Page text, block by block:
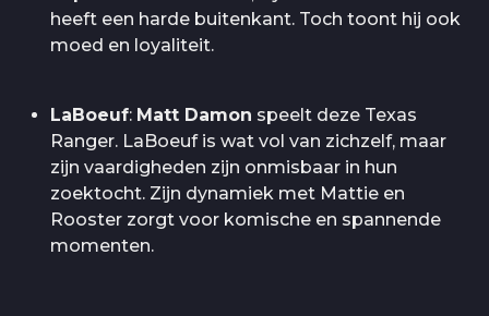
heeft een harde buitenkant. Toch toont hij ook
moed en loyaliteit.
LaBoeuf: Matt Damon speelt deze Texas
Ranger. LaBoeuf is wat vol van zichzelf, maar
zijn vaardigheden zijn onmisbaar in hun
zoektocht. Zijn dynamiek met Mattie en
Rooster zorgt voor komische en spannende
momenten.